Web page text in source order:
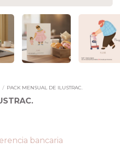
/ PACK MENSUAL DE ILUSTRAC.
bancaria